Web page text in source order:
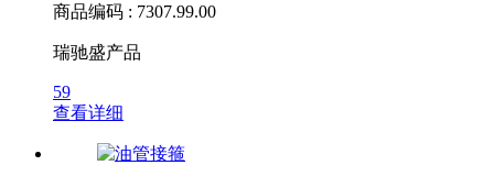
商品编码 : 7307.99.00
瑞驰盛产品
59
查看详细